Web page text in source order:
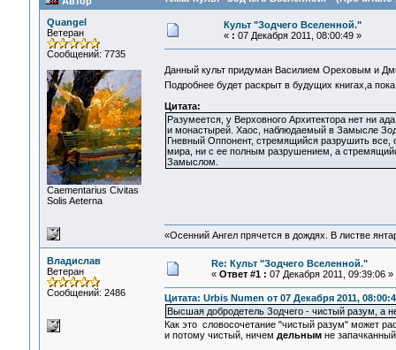
Quangel
Ветеран
Сообщений: 7735
Сaementarius Civitas
Solis Aeterna
Культ "Зодчего Вселенной."
« : 07 Декабря 2011, 08:00:49 »
Данный культ придуман Василием Ореховым и
Подробнее будет раскрыт в будущих книгах,а
Цитата:
Разумеется, у Верховного Архитектора нет ни
и монастырей. Хаос, наблюдаемый в Замысле
Гневный Оппонент, стремящийся разрушить
мира, ни с ее полным разрушением, а
Замыслом.
«Осенний Ангел прячется в дождях. В листве
Владислав
Ветеран
Сообщений: 2486
Re: Культ "Зодчего Вселенной."
« Ответ #1 : 07 Декабря 2011, 09:39:06 »
Цитата: Urbis Numen от 07 Декабря 2011,
Высшая добродетель Зодчего - чистый разум, а
Как это словосочетание "чистый разум" может
и потому чистый, ничем дельным не